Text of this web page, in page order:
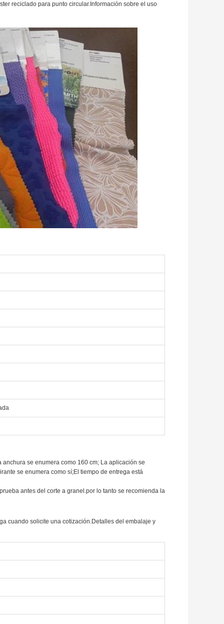
reciclado para punto circular.Información sobre el uso
se enumera como 160 cm; La aplicación se
se enumera como sí;El tiempo de entrega está
antes del corte a granel.por lo tanto se recomienda la
cuando solicite una cotización.Detalles del embalaje y